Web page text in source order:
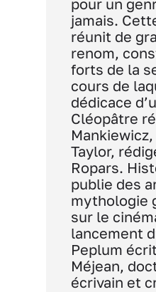
pour un
jamais.
réunit de
renom,
forts de la
cours de
dédicace
Cléopâtre
Taylor,
Ropars.
publie des
mythologie
sur le
lancement
Peplum
Méjean,
écrivain et